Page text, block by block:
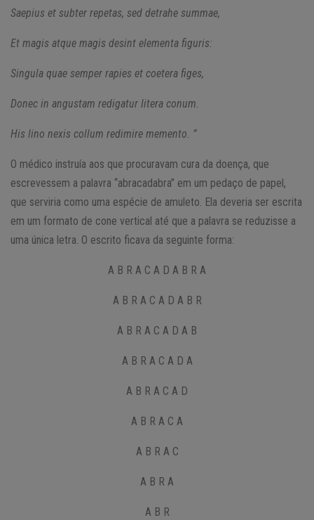
Saepius et subter repetas, sed detrahe summae,
Et magis atque magis desint elementa figuris:
Singula quae semper rapies et coetera figes,
Donec in angustam redigatur litera conum.
His lino nexis collum redimire memento. ”
O médico instruía aos que procuravam cura da doença, que
escrevessem a palavra “abracadabra” em um pedaço de papel,
que serviria como uma espécie de amuleto. Ela deveria ser escrita
em um formato de cone vertical até que a palavra se reduzisse a
uma única letra. O escrito ficava da seguinte forma:
A B R A C A D A B R A
A B R A C A D A B R
A B R A C A D A B
A B R A C A D A
A B R A C A D
A B R A C A
A B R A C
A B R A
A B R